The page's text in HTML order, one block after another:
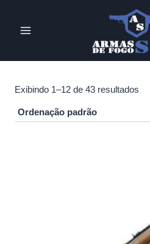
Exibindo 1–12 de 43 resultados